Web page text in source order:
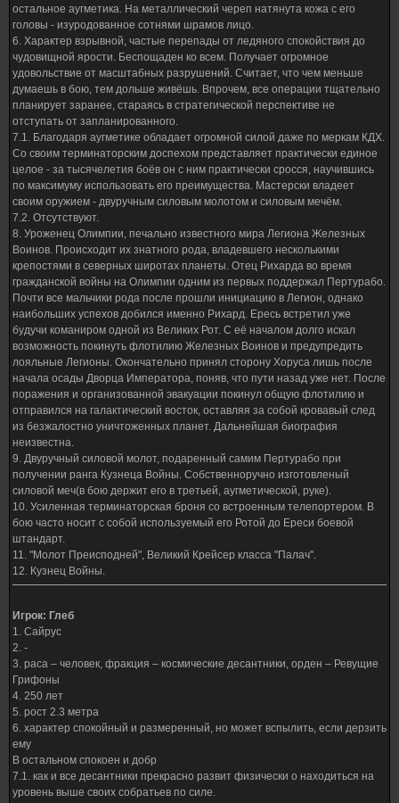
остальное аугметика. На металлический череп натянута кожа с его
головы - изуродованное сотнями шрамов лицо.
6. Характер взрывной, частые перепады от ледяного спокойствия до
чудовищной ярости. Беспощаден ко всем. Получает огромное
удовольствие от масштабных разрушений. Считает, что чем меньше
думаешь в бою, тем дольше живёшь. Впрочем, все операции тщательно
планирует заранее, стараясь в стратегической перспективе не
отступать от запланированного.
7.1. Благодаря аугметике обладает огромной силой даже по меркам КДХ.
Со своим терминаторским доспехом представляет практически единое
целое - за тысячелетия боёв он с ним практически сросся, научившись
по максимуму использовать его преимущества. Мастерски владеет
своим оружием - двуручным силовым молотом и силовым мечём.
7.2. Отсутствуют.
8. Уроженец Олимпии, печально известного мира Легиона Железных
Воинов. Происходит их знатного рода, владевшего несколькими
крепостями в северных широтах планеты. Отец Рихарда во время
гражданской войны на Олимпии одним из первых поддержал Пертурабо.
Почти все мальчики рода после прошли инициацию в Легион, однако
наибольших успехов добился именно Рихард. Ересь встретил уже
будучи команиром одной из Великих Рот. С её началом долго искал
возможность покинуть флотилию Железных Воинов и предупредить
лояльные Легионы. Окончательно принял сторону Хоруса лишь после
начала осады Дворца Императора, поняв, что пути назад уже нет. После
поражения и организованной эвакуации покинул общую флотилию и
отправился на галактический восток, оставляя за собой кровавый след
из безжалостно уничтоженных планет. Дальнейшая биография
неизвестна.
9. Двуручный силовой молот, подаренный самим Пертурабо при
получении ранга Кузнеца Войны. Собственноручно изготовленый
силовой меч(в бою держит его в третьей, аугметической, руке).
10. Усиленная терминаторская броня со встроенным телепортером. В
бою часто носит с собой используемый его Ротой до Ереси боевой
штандарт.
11. "Молот Преисподней", Великий Крейсер класса "Палач".
12. Кузнец Войны.
Игрок: Глеб
1. Сайрус
2. -
3. раса – человек, фракция – космические десантники, орден – Ревущие
Грифоны
4. 250 лет
5. рост 2.3 метра
6. характер спокойный и размеренный, но может вспылить, если дерзить
ему
В остальном спокоен и добр
7.1. как и все десантники прекрасно развит физически о находиться на
уровень выше своих собратьев по силе.